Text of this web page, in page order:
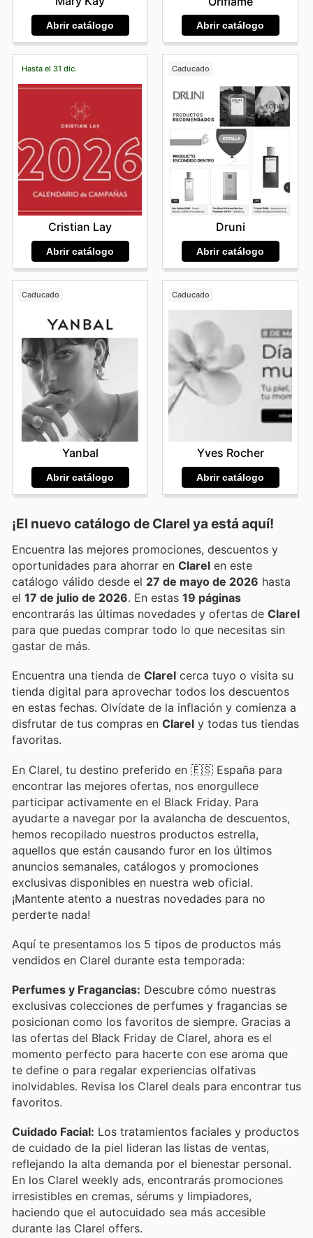
Abrir catálogo Abrir catálogo
Hasta el 31 dic.
Cristian Lay
Abrir catálogo
Caducado
Druni
Abrir catálogo
Caducado
Yanbal
Abrir catálogo
Caducado
Yves Rocher
Abrir catálogo
¡El nuevo catálogo de Clarel ya está aquí!
Encuentra las mejores promociones, descuentos y
oportunidades para ahorrar en Clarel en este
catálogo válido desde el 27 de mayo de 2026 hasta
el 17 de julio de 2026 . En estas 19 páginas
encontrarás las últimas novedades y ofertas de Clarel
para que puedas comprar todo lo que necesitas sin
gastar de más.
Encuentra una tienda de Clarel cerca tuyo o visita su
tienda digital para aprovechar todos los descuentos
en estas fechas. Olvídate de la inflación y comienza a
disfrutar de tus compras en Clarel y todas tus tiendas
favoritas.
En Clarel, tu destino preferido en 🇪🇸 España para
encontrar las mejores ofertas, nos enorgullece
participar activamente en el Black Friday. Para
ayudarte a navegar por la avalancha de descuentos,
hemos recopilado nuestros productos estrella,
aquellos que están causando furor en los últimos
anuncios semanales, catálogos y promociones
exclusivas disponibles en nuestra web oficial.
¡Mantente atento a nuestras novedades para no
perderte nada!
Aquí te presentamos los 5 tipos de productos más
vendidos en Clarel durante esta temporada:
Perfumes y Fragancias: Descubre cómo nuestras
exclusivas colecciones de perfumes y fragancias se
posicionan como los favoritos de siempre. Gracias a
las ofertas del Black Friday de Clarel, ahora es el
momento perfecto para hacerte con ese aroma que
te define o para regalar experiencias olfativas
inolvidables. Revisa los Clarel deals para encontrar tus
favoritos.
Cuidado Facial: Los tratamientos faciales y productos
de cuidado de la piel lideran las listas de ventas,
reflejando la alta demanda por el bienestar personal.
En los Clarel weekly ads, encontrarás promociones
irresistibles en cremas, sérums y limpiadores,
haciendo que el autocuidado sea más accesible
durante las Clarel offers.